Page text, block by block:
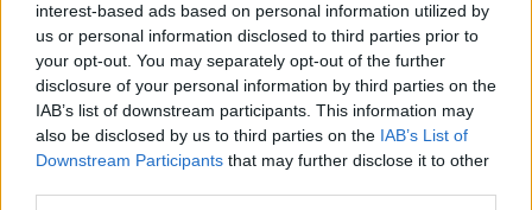
interest-based ads based on personal information utilized by
us or personal information disclosed to third parties prior to
your opt-out. You may separately opt-out of the further
disclosure of your personal information by third parties on the
IAB’s list of downstream participants. This information may
also be disclosed by us to third parties on the IAB’s List of
Downstream Participants that may further disclose it to other